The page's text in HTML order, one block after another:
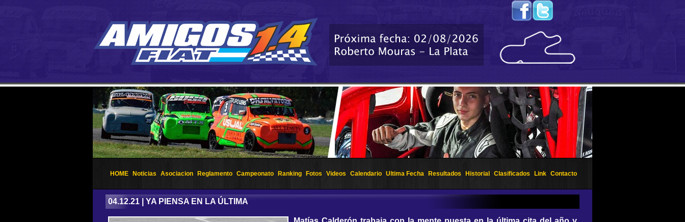
HOME Noticias Asociacion Reglamento Campeonato Ranking Fotos Videos Calendario Ultima Fecha Resultados Historial Clasificados Link Contacto
04.12.21 | YA PIENSA EN LA ÚLTIMA